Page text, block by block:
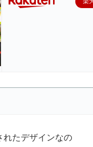
れたデザインなの